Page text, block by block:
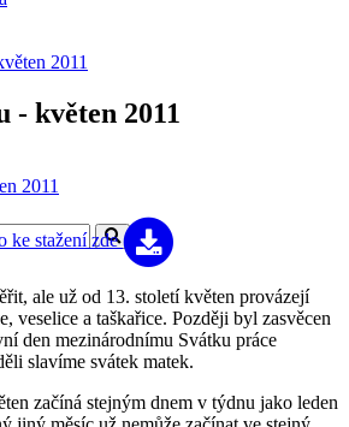
2011
- květen 2011
ke stažení zde
ale už od 13. století květen provázejí
veselice a taškařice. Později byl zasvěcen
den mezinárodnímu Svátku práce
slavíme svátek matek.
začíná stejným dnem v týdnu jako leden